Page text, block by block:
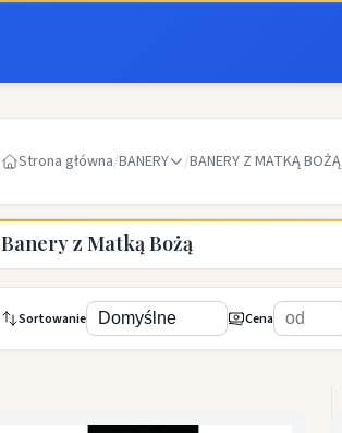
Strona główna/BANERY /BANERY Z MATKĄ BOŻĄ
Banery z Matką Bożą
Sortowanie Cena